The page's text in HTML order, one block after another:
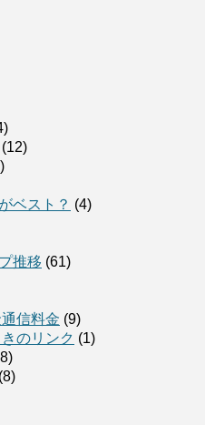
(12)
ベスト？ (4)
推移 (61)
信料金 (9)
のリンク (1)
(8)